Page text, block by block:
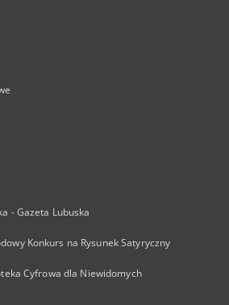
- Gazeta Lubuska
Konkurs na Rysunek Satyryczny
Cyfrowa dla Niewidomych